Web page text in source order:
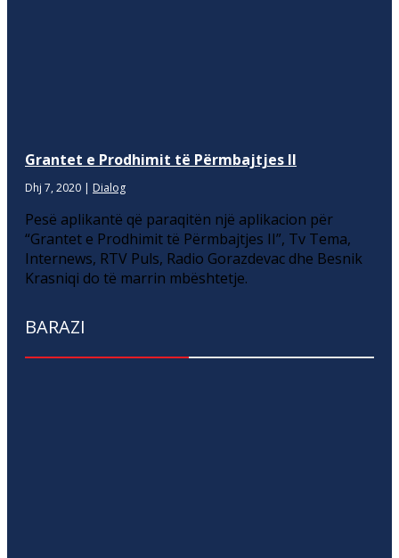
Grantet e Prodhimit të Përmbajtjes II
Dhj 7, 2020 | Dialog
Pesë aplikantë që paraqitën një aplikacion për
“Grantet e Prodhimit të Përmbajtjes II”, Tv Tema,
Internews, RTV Puls, Radio Gorazdevac dhe Besnik
Krasniqi do të marrin mbështetje.
BARAZI